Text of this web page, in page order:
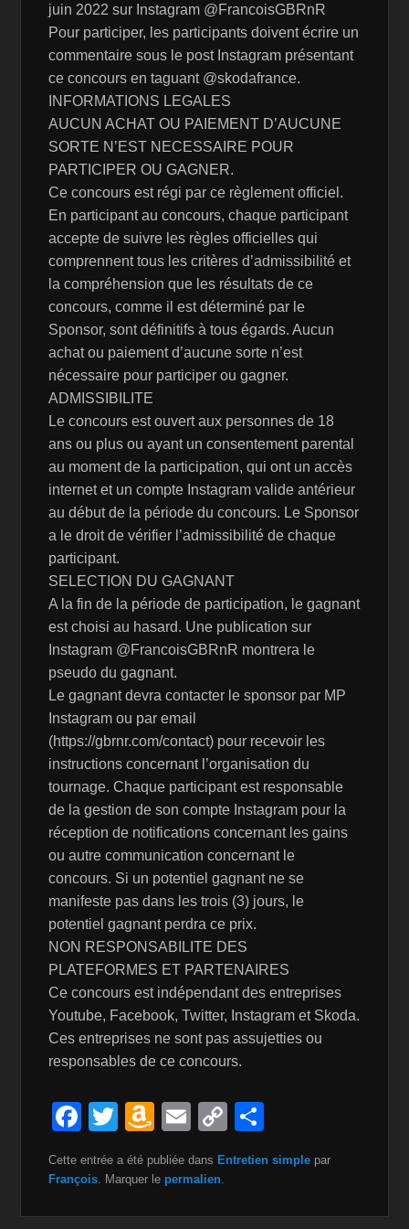
juin 2022 sur Instagram @FrancoisGBRnR
Pour participer, les participants doivent écrire un
commentaire sous le post Instagram présentant
ce concours en taguant @skodafrance.
INFORMATIONS LEGALES
AUCUN ACHAT OU PAIEMENT D’AUCUNE
SORTE N’EST NECESSAIRE POUR
PARTICIPER OU GAGNER.
Ce concours est régi par ce règlement officiel.
En participant au concours, chaque participant
accepte de suivre les règles officielles qui
comprennent tous les critères d’admissibilité et
la compréhension que les résultats de ce
concours, comme il est déterminé par le
Sponsor, sont définitifs à tous égards. Aucun
achat ou paiement d’aucune sorte n’est
nécessaire pour participer ou gagner.
ADMISSIBILITE
Le concours est ouvert aux personnes de 18
ans ou plus ou ayant un consentement parental
au moment de la participation, qui ont un accès
internet et un compte Instagram valide antérieur
au début de la période du concours. Le Sponsor
a le droit de vérifier l’admissibilité de chaque
participant.
SELECTION DU GAGNANT
A la fin de la période de participation, le gagnant
est choisi au hasard. Une publication sur
Instagram @FrancoisGBRnR montrera le
pseudo du gagnant.
Le gagnant devra contacter le sponsor par MP
Instagram ou par email
(https://gbrnr.com/contact) pour recevoir les
instructions concernant l’organisation du
tournage. Chaque participant est responsable
de la gestion de son compte Instagram pour la
réception de notifications concernant les gains
ou autre communication concernant le
concours. Si un potentiel gagnant ne se
manifeste pas dans les trois (3) jours, le
potentiel gagnant perdra ce prix.
NON RESPONSABILITE DES
PLATEFORMES ET PARTENAIRES
Ce concours est indépendant des entreprises
Youtube, Facebook, Twitter, Instagram et Skoda.
Ces entreprises ne sont pas assujetties ou
responsables de ce concours.
F
c
T
tt
A
a
E
ail
C
p
ta
Cette entrée a été publiée dans Entretien simple par
François . Marquer le permalien